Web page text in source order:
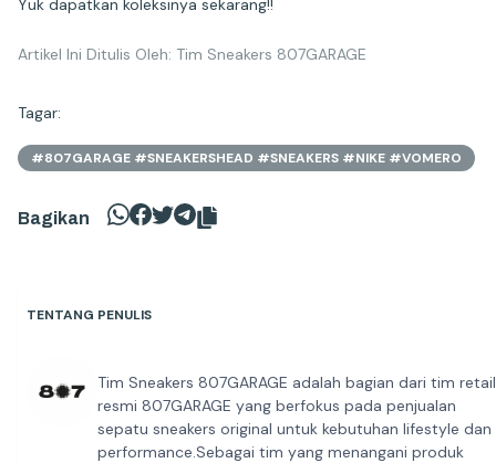
Yuk dapatkan koleksinya sekarang!!
Artikel Ini Ditulis Oleh: Tim Sneakers 807GARAGE
Tagar:
#807GARAGE #SNEAKERSHEAD #SNEAKERS #NIKE #VOMERO
Bagikan
TENTANG PENULIS
Tim Sneakers 807GARAGE adalah bagian dari tim retail
resmi 807GARAGE yang berfokus pada penjualan
sepatu sneakers original untuk kebutuhan lifestyle dan
performance.Sebagai tim yang menangani produk